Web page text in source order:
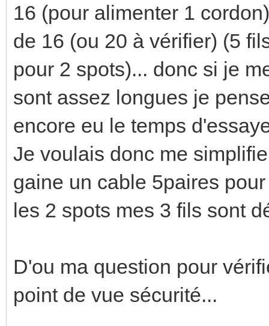
16 (pour alimenter 1
de 16 (ou 20 à vérifier) (5
pour 2 spots)... donc si je
sont assez longues je
encore eu le temps
Je voulais donc me
gaine un cable 5paires
les 2 spots mes 3 fils sont
D'ou ma question pour
point de vue sécurité...